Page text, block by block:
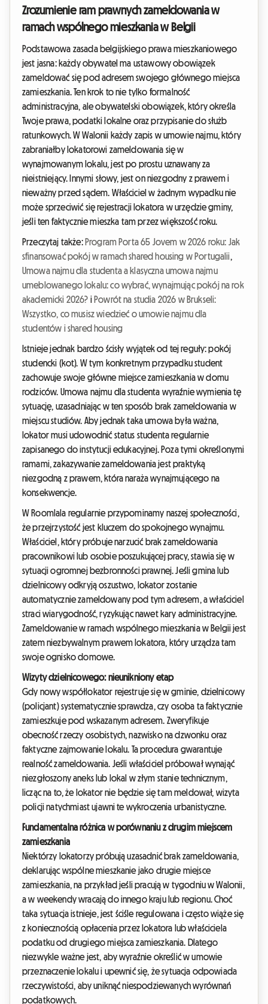
Zrozumienie ram prawnych zameldowania w
ramach wspólnego mieszkania w Belgii
Podstawowa zasada belgijskiego prawa mieszkaniowego
jest jasna: każdy obywatel ma ustawowy obowiązek
zameldować się pod adresem swojego głównego miejsca
zamieszkania. Ten krok to nie tylko formalność
administracyjna, ale obywatelski obowiązek, który określa
Twoje prawa, podatki lokalne oraz przypisanie do służb
ratunkowych. W Walonii każdy zapis w umowie najmu, który
zabraniałby lokatorowi zameldowania się w
wynajmowanym lokalu, jest po prostu uznawany za
nieistniejący. Innymi słowy, jest on niezgodny z prawem i
nieważny przed sądem. Właściciel w żadnym wypadku nie
może sprzeciwić się rejestracji lokatora w urzędzie gminy,
jeśli ten faktycznie mieszka tam przez większość roku.
Przeczytaj także: Program Porta 65 Jovem w 2026 roku: Jak
sfinansować pokój w ramach shared housing w Portugalii,
Umowa najmu dla studenta a klasyczna umowa najmu
umeblowanego lokalu: co wybrać, wynajmując pokój na rok
akademicki 2026? i Powrót na studia 2026 w Brukseli:
Wszystko, co musisz wiedzieć o umowie najmu dla
studentów i shared housing
Istnieje jednak bardzo ścisły wyjątek od tej reguły: pokój
studencki (kot). W tym konkretnym przypadku student
zachowuje swoje główne miejsce zamieszkania w domu
rodziców. Umowa najmu dla studenta wyraźnie wymienia tę
sytuację, uzasadniając w ten sposób brak zameldowania w
miejscu studiów. Aby jednak taka umowa była ważna,
lokator musi udowodnić status studenta regularnie
zapisanego do instytucji edukacyjnej. Poza tymi określonymi
ramami, zakazywanie zameldowania jest praktyką
niezgodną z prawem, która naraża wynajmującego na
konsekwencje.
W Roomlala regularnie przypominamy naszej społeczności,
że przejrzystość jest kluczem do spokojnego wynajmu.
Właściciel, który próbuje narzucić brak zameldowania
pracownikowi lub osobie poszukującej pracy, stawia się w
sytuacji ogromnej bezbronności prawnej. Jeśli gmina lub
dzielnicowy odkryją oszustwo, lokator zostanie
automatycznie zameldowany pod tym adresem, a właściciel
straci wiarygodność, ryzykując nawet kary administracyjne.
Zameldowanie w ramach wspólnego mieszkania w Belgii jest
zatem niezbywalnym prawem lokatora, który urządza tam
swoje ognisko domowe.
Wizyty dzielnicowego: nieunikniony etap
Gdy nowy współlokator rejestruje się w gminie, dzielnicowy
(policjant) systematycznie sprawdza, czy osoba ta faktycznie
zamieszkuje pod wskazanym adresem. Zweryfikuje
obecność rzeczy osobistych, nazwisko na dzwonku oraz
faktyczne zajmowanie lokalu. Ta procedura gwarantuje
realność zameldowania. Jeśli właściciel próbował wynająć
niezgłoszony aneks lub lokal w złym stanie technicznym,
licząc na to, że lokator nie będzie się tam meldował, wizyta
policji natychmiast ujawni te wykroczenia urbanistyczne.
Fundamentalna różnica w porównaniu z drugim miejscem
zamieszkania
Niektórzy lokatorzy próbują uzasadnić brak zameldowania,
deklarując wspólne mieszkanie jako drugie miejsce
zamieszkania, na przykład jeśli pracują w tygodniu w Walonii,
a w weekendy wracają do innego kraju lub regionu. Choć
taka sytuacja istnieje, jest ściśle regulowana i często wiąże się
z koniecznością opłacenia przez lokatora lub właściciela
podatku od drugiego miejsca zamieszkania. Dlatego
niezwykle ważne jest, aby wyraźnie określić w umowie
przeznaczenie lokalu i upewnić się, że sytuacja odpowiada
rzeczywistości, aby uniknąć niespodziewanych wyrównań
podatkowych.